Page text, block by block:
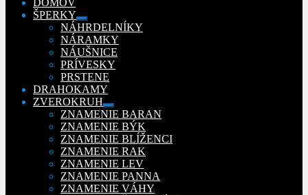
DOMOV
ŠPERKY
Rozbaliť
podradené
menu
NÁHRDELNÍKY
NÁRAMKY
NÁUŠNICE
PRÍVESKY
PRSTENE
DRAHOKAMY
ZVEROKRUH
Rozbaliť
podradené
menu
ZNAMENIE BARAN
ZNAMENIE BÝK
ZNAMENIE BLÍŽENCI
ZNAMENIE RAK
ZNAMENIE LEV
ZNAMENIE PANNA
ZNAMENIE VÁHY